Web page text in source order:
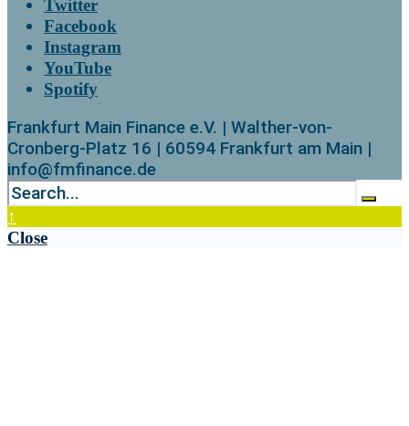
Twitter
Facebook
Instagram
YouTube
Spotify
Frankfurt Main Finance e.V. | Walther-von-
Cronberg-Platz 16 | 60594 Frankfurt am Main |
info@fmfinance.de
↑
Close